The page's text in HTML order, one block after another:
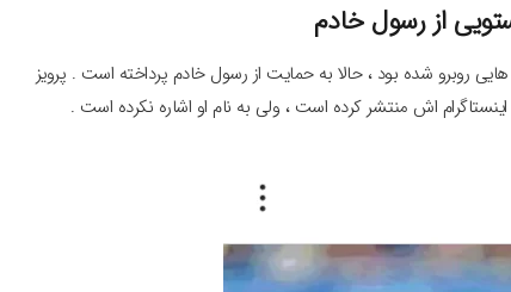
از رسول خادم
هایی روبرو شده بود ، حالا به حمایت از رسول خادم پرداخته است . پرویز
اش منتشر کرده است ، ولی به نام او اشاره نکرده است .